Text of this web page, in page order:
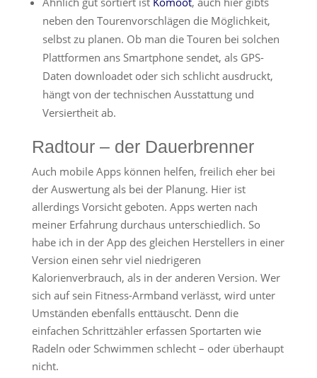
neben den Tourenvorschlägen die Möglichkeit,
selbst zu planen. Ob man die Touren bei solchen
Plattformen ans Smartphone sendet, als GPS-
Daten downloadet oder sich schlicht ausdruckt,
hängt von der technischen Ausstattung und
Versiertheit ab.
Radtour – der Dauerbrenner
Auch mobile Apps können helfen, freilich eher bei
der Auswertung als bei der Planung. Hier ist
allerdings Vorsicht geboten. Apps werten nach
meiner Erfahrung durchaus unterschiedlich. So
habe ich in der App des gleichen Herstellers in einer
Version einen sehr viel niedrigeren
Kalorienverbrauch, als in der anderen Version. Wer
sich auf sein Fitness-Armband verlässt, wird unter
Umständen ebenfalls enttäuscht. Denn die
einfachen Schrittzähler erfassen Sportarten wie
Radeln oder Schwimmen schlecht – oder überhaupt
nicht.